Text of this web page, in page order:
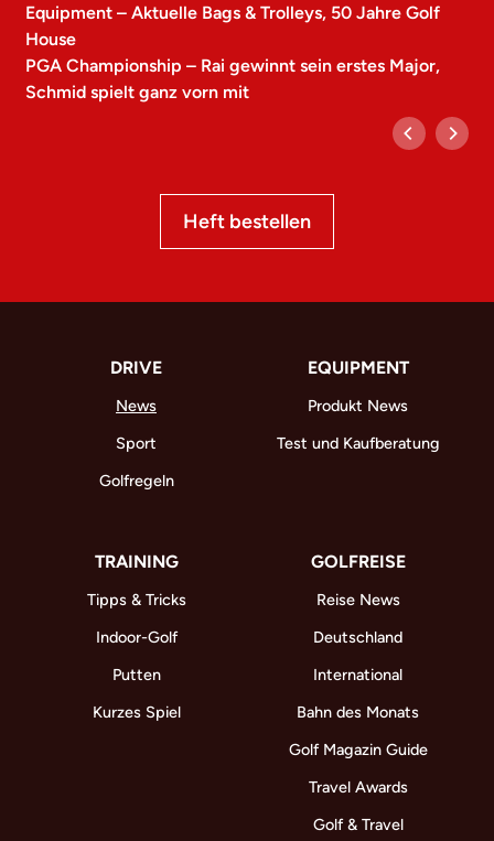
Equipment – Aktuelle Bags & Trolleys, 50 Jahre Golf
House
PGA Championship – Rai gewinnt sein erstes Major,
Schmid spielt ganz vorn mit
Heft bestellen
DRIVE
News
Sport
Golfregeln
EQUIPMENT
Produkt News
Test und Kaufberatung
TRAINING
Tipps & Tricks
Indoor-Golf
Putten
Kurzes Spiel
GOLFREISE
Reise News
Deutschland
International
Bahn des Monats
Golf Magazin Guide
Travel Awards
Golf & Travel